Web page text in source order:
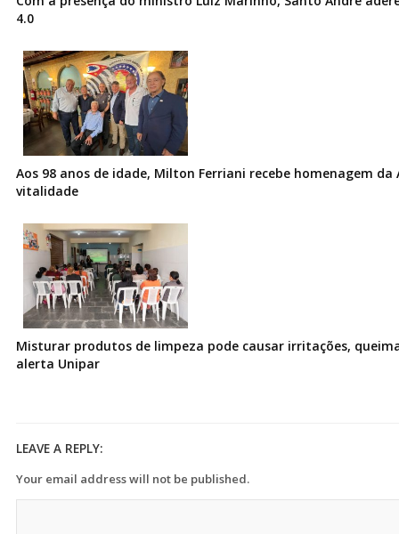
4.0
Aos 98 anos de idade, Milton Ferriani recebe homenagem da
vitalidade
Misturar produtos de limpeza pode causar irritações,
alerta Unipar
LEAVE A REPLY:
Your email address will not be published.